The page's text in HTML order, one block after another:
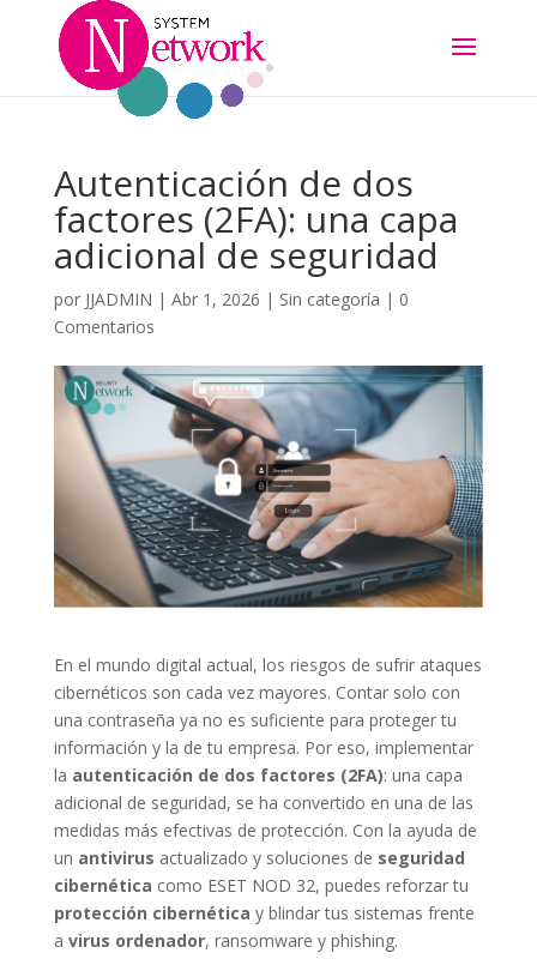
Autenticación de dos
factores (2FA): una capa
adicional de seguridad
por JJADMIN | Abr 1, 2026 | Sin categoría | 0
Comentarios
En el mundo digital actual, los riesgos de sufrir ataques
cibernéticos son cada vez mayores. Contar solo con
una contraseña ya no es suficiente para proteger tu
información y la de tu empresa. Por eso, implementar
la autenticación de dos factores (2FA): una capa
adicional de seguridad, se ha convertido en una de las
medidas más efectivas de protección. Con la ayuda de
un antivirus actualizado y soluciones de seguridad
cibernética como ESET NOD 32, puedes reforzar tu
protección cibernética y blindar tus sistemas frente
a virus ordenador, ransomware y phishing.